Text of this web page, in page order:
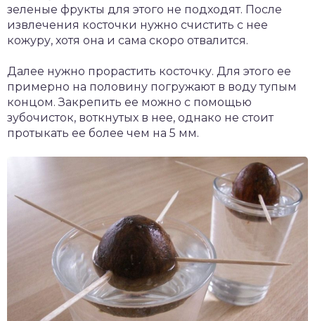
зеленые фрукты для этого не подходят. После
извлечения косточки нужно счистить с нее
кожуру, хотя она и сама скоро отвалится.
Далее нужно прорастить косточку. Для этого ее
примерно на половину погружают в воду тупым
концом. Закрепить ее можно с помощью
зубочисток, воткнутых в нее, однако не стоит
протыкать ее более чем на 5 мм.